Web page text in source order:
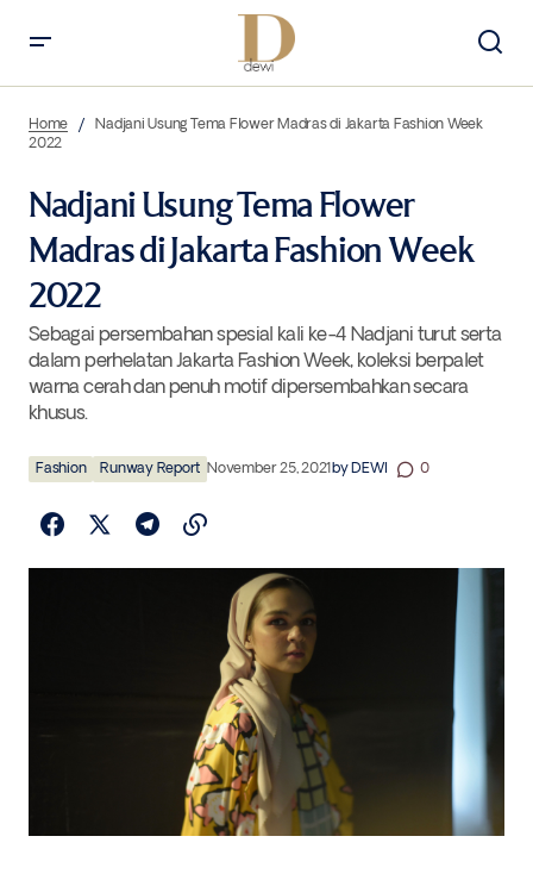
Home
Nadjani Usung Tema Flower Madras di Jakarta Fashion Week
2022
Nadjani Usung Tema Flower
Madras di Jakarta Fashion Week
2022
Sebagai persembahan spesial kali ke-4 Nadjani turut serta
dalam perhelatan Jakarta Fashion Week, koleksi berpalet
warna cerah dan penuh motif dipersembahkan secara
khusus.
Fashion Runway Report November 25, 2021byDEWI 0